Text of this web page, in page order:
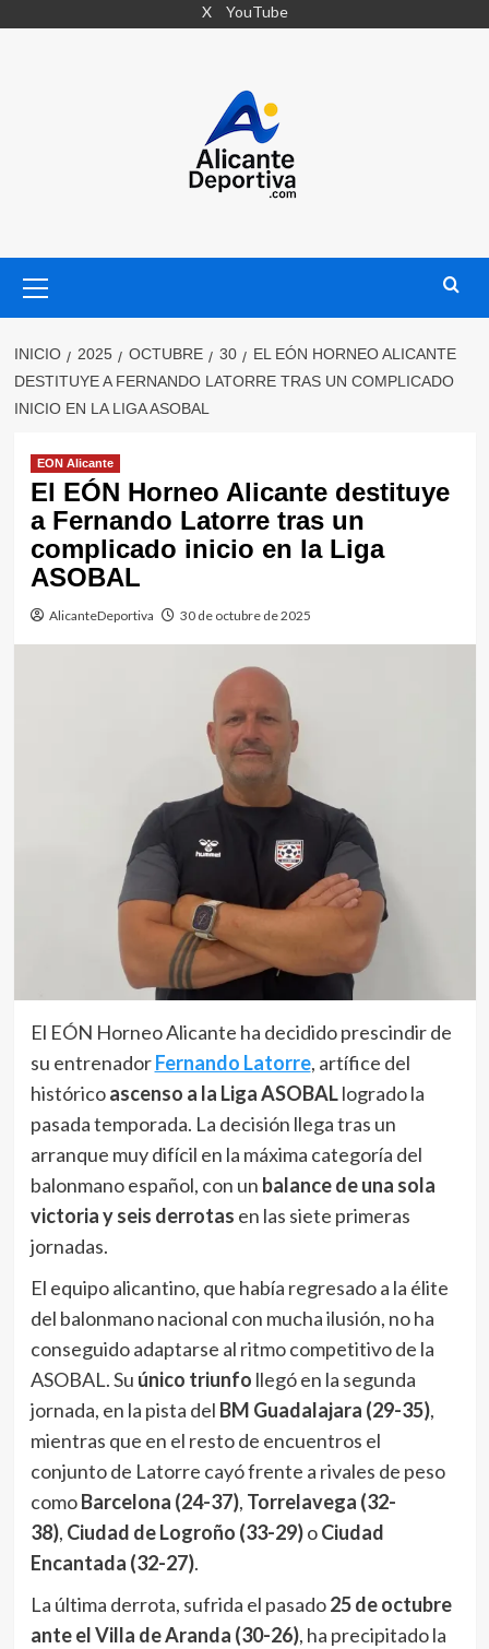
X YouTube
primario
INICIO 2025 OCTUBRE 30
EL EÓN HORNEO ALICANTE
DESTITUYE A FERNANDO LATORRE TRAS UN COMPLICADO
INICIO EN LA LIGA ASOBAL
EON Alicante
El EÓN Horneo Alicante destituye
a Fernando Latorre tras un
complicado inicio en la Liga
ASOBAL
AlicanteDeportiva 30 de octubre de 2025
El EÓN Horneo Alicante ha decidido prescindir de
su entrenadorFernando Latorre, artífice del
históricoascenso a la Liga ASOBALlogrado la
pasada temporada. La decisión llega tras un
arranque muy difícil en la máxima categoría del
balonmano español, con un balance de una sola
victoria y seis derrotas en las siete primeras
jornadas.
El equipo alicantino, que había regresado a la élite
del balonmano nacional con mucha ilusión, no ha
conseguido adaptarse al ritmo competitivo de la
ASOBAL. Su único triunfo llegó en la segunda
jornada, en la pista del BM Guadalajara (29-35),
mientras que en el resto de encuentros el
conjunto de Latorre cayó frente a rivales de peso
comoBarcelona (24-37), Torrelavega (32-
38), Ciudad de Logroño (33-29)oCiudad
Encantada (32-27).
La última derrota, sufrida el pasado25 de octubre
ante el Villa de Aranda (30-26), ha precipitado la